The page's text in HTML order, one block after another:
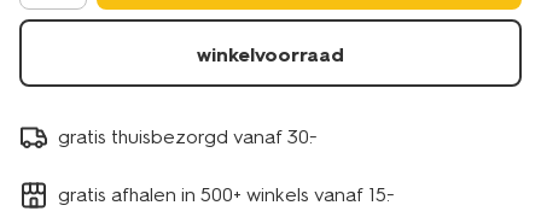
winkelvoorraad
gratis thuisbezorgd vanaf 30.-
gratis afhalen in 500+ winkels vanaf 15.-